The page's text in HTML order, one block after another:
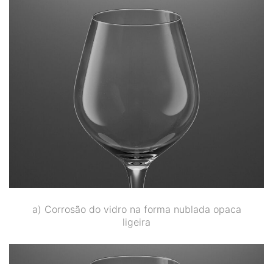
a) Corrosão do vidro na forma nublada opaca
ligeira